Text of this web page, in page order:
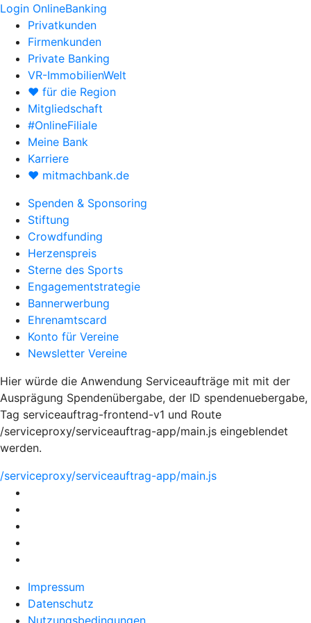
Login OnlineBanking
Privatkunden
Firmenkunden
Private Banking
VR-ImmobilienWelt
♥ für die Region
Mitgliedschaft
#OnlineFiliale
Meine Bank
Karriere
♥ mitmachbank.de
Spenden & Sponsoring
Stiftung
Crowdfunding
Herzenspreis
Sterne des Sports
Engagementstrategie
Bannerwerbung
Ehrenamtscard
Konto für Vereine
Newsletter Vereine
Hier würde die Anwendung Serviceaufträge mit mit der
Ausprägung Spendenübergabe, der ID spendenuebergabe,
Tag serviceauftrag-frontend-v1 und Route
/serviceproxy/serviceauftrag-app/main.js eingeblendet
werden.
/serviceproxy/serviceauftrag-app/main.js
Impressum
Datenschutz
Nutzungsbedingungen